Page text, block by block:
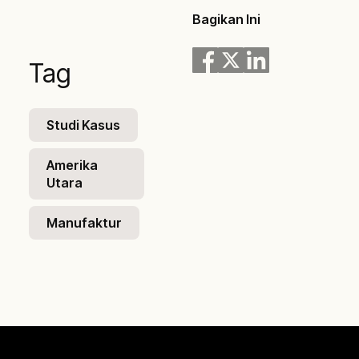
Tag
Studi Kasus
Amerika
Utara
Manufaktur
Bagikan Ini